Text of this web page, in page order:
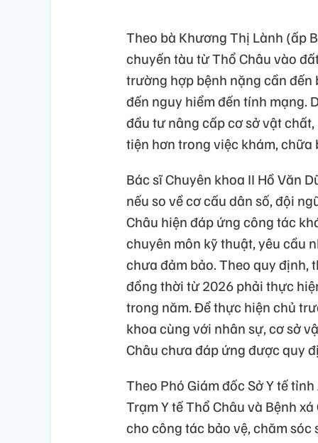
Theo bà Khương Thị Lành (ấp
chuyến tàu từ Thổ Châu vào
trường hợp bệnh nặng cần
đến nguy hiểm đến tính mạng.
đầu tư nâng cấp cơ sở vật
tiện hơn trong việc khám, chữa
Bác sĩ Chuyên khoa II Hồ Văn
nếu so về cơ cấu dân số, đội
Châu hiện đáp ứng công tác
chuyên môn kỹ thuật, yêu cầu
chưa đảm bảo. Theo quy định,
đồng thời từ 2026 phải thực
trong năm. Để thực hiện chủ
khoa cùng với nhân sự, cơ sở
Châu chưa đáp ứng được quy
Theo Phó Giám đốc Sở Y tế
Trạm Y tế Thổ Châu và Bệnh
cho công tác bảo vệ, chăm